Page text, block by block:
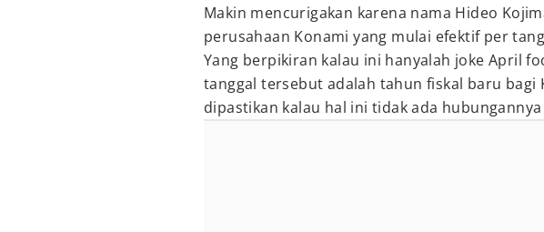
Makin mencurigakan karena nama Hideo
perusahaan Konami yang mulai efektif per
Yang berpikiran kalau ini hanyalah joke April
tanggal tersebut adalah tahun fiskal baru bagi
dipastikan kalau hal ini tidak ada